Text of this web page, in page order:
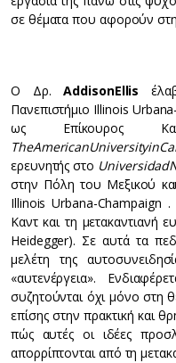
σε θέματα που αφορούν
Ο Δρ. AddisonEllis
Πανεπιστήμιο Illinois
ως Επίκουρος
TheAmericanUniversityin
ερευνητής στο Universidad
στην Πόλη του Μεξικού
Illinois Urbana-Champaign .
Καντ και τη μετακαντιανή
Heidegger). Σε αυτά τα
μελέτη της
«αυτενέργεια».
συζητούνται όχι μόνο στη
επίσης στην πρακτική και
πώς αυτές οι ιδέες
απορρίπτονται από τη